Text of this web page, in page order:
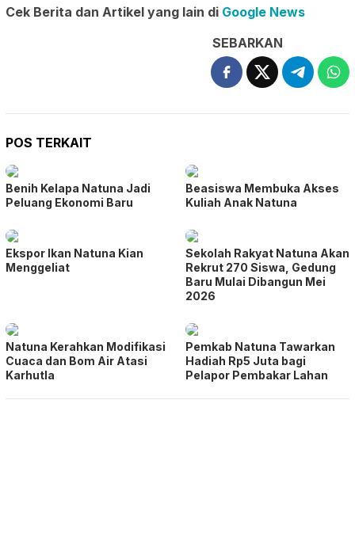
Cek Berita dan Artikel yang lain di Google News
SEBARKAN
POS TERKAIT
Benih Kelapa Natuna Jadi
Peluang Ekonomi Baru
Beasiswa Membuka Akses
Kuliah Anak Natuna
Ekspor Ikan Natuna Kian
Menggeliat
Sekolah Rakyat Natuna Akan
Rekrut 270 Siswa, Gedung
Baru Mulai Dibangun Mei
2026
Natuna Kerahkan Modifikasi
Cuaca dan Bom Air Atasi
Karhutla
Pemkab Natuna Tawarkan
Hadiah Rp5 Juta bagi
Pelapor Pembakar Lahan